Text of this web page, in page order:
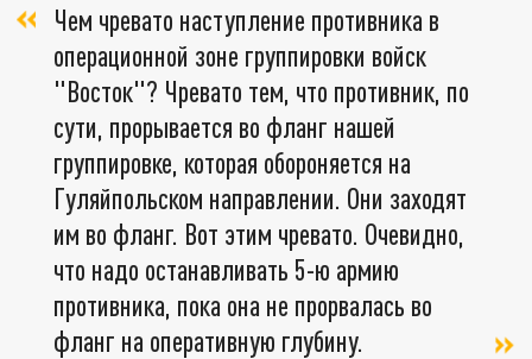
Чем чревато наступление противника в
операционной зоне группировки войск
"Восток"? Чревато тем, что противник, по
сути, прорывается во фланг нашей
группировке, которая обороняется на
Гуляйпольском направлении. Они заходят
им во фланг. Вот этим чревато. Очевидно,
что надо останавливать 5-ю армию
противника, пока она не прорвалась во
фланг на оперативную глубину.